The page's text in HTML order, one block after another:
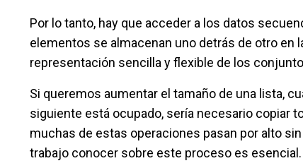
Por lo tanto, hay que acceder a los datos
elementos se almacenan uno detrás de otro en
representación sencilla y flexible de los
Si queremos aumentar el tamaño de una lista,
siguiente está ocupado, sería necesario copiar
muchas de estas operaciones pasan por alto
trabajo conocer sobre este proceso es esencial.